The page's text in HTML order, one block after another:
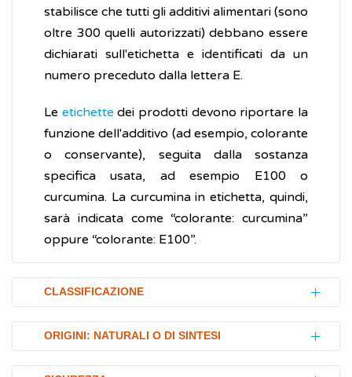
stabilisce che tutti gli additivi alimentari (sono
oltre 300 quelli autorizzati) debbano essere
dichiarati sull'etichetta e identificati da un
numero preceduto dalla lettera E.
Le etichette dei prodotti devono riportare la
funzione dell'additivo (ad esempio, colorante
o conservante), seguita dalla sostanza
specifica usata, ad esempio E100 o
curcumina. La curcumina in etichetta, quindi,
sarà indicata come “colorante: curcumina”
oppure “colorante: E100”.
CLASSIFICAZIONE
La classificazione che segue è indicativa, non
esaustiva, e soggetta ad aggiornamenti
ORIGINI: NATURALI O DI SINTESI